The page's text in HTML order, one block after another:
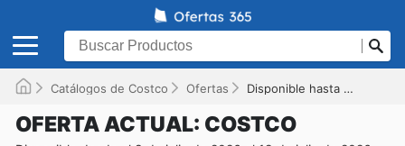
Catálogos de Costco Ofertas Disponible hasta el 19/07/2026
OFERTA ACTUAL: COSTCO